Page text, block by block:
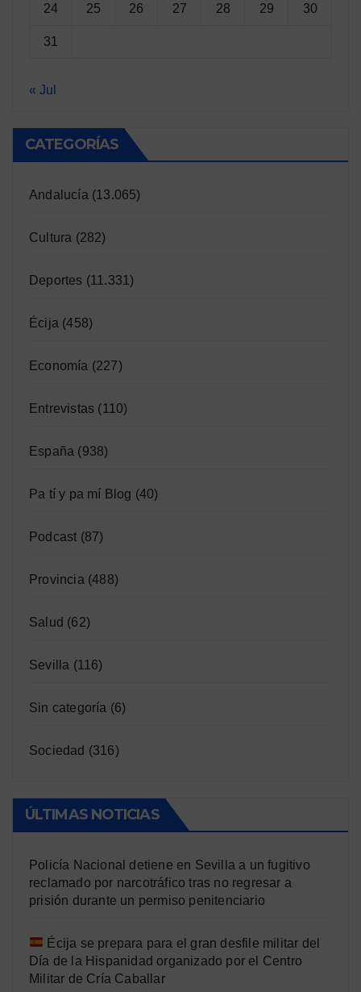
24 25 26 27 28 29 30
31
« Jul
CATEGORÍAS
Andalucía (13.065)
Cultura (282)
Deportes (11.331)
Écija (458)
Economía (227)
Entrevistas (110)
España (938)
Pa tí y pa mí Blog (40)
Podcast (87)
Provincia (488)
Salud (62)
Sevilla (116)
Sin categoría (6)
Sociedad (316)
ÚLTIMAS NOTICIAS
Policía Nacional detiene en Sevilla a un fugitivo
reclamado por narcotráfico tras no regresar a
prisión durante un permiso penitenciario
Écija se prepara para el gran desfile militar del
Día de la Hispanidad organizado por el Centro
Militar de Cría Caballar